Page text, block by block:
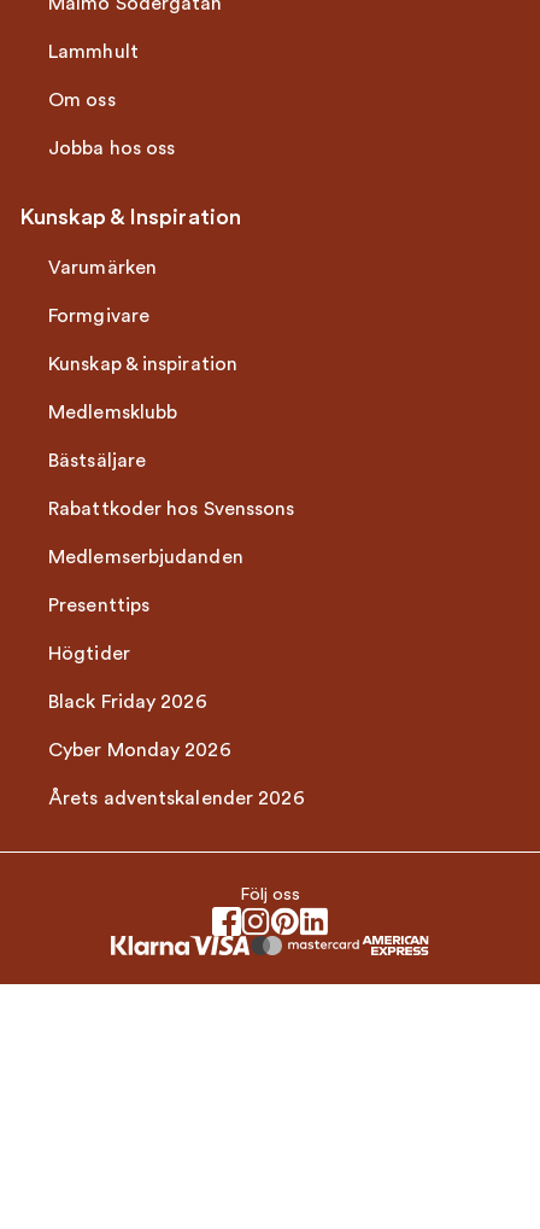
Lammhult
Om oss
Jobba hos oss
Kunskap & Inspiration
Varumärken
Formgivare
Kunskap & inspiration
Medlemsklubb
Bästsäljare
Rabattkoder hos Svenssons
Medlemserbjudanden
Presenttips
Högtider
Black Friday 2026
Cyber Monday 2026
Årets adventskalender 2026
Följ oss